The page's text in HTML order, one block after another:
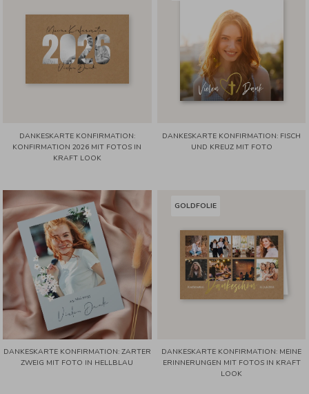
DANKESKARTE KONFIRMATION:
KONFIRMATION 2026 MIT FOTOS IN
KRAFT LOOK
DANKESKARTE KONFIRMATION: FISCH
UND KREUZ MIT FOTO
DANKESKARTE KONFIRMATION: ZARTER
ZWEIG MIT FOTO IN HELLBLAU
GOLDFOLIE
DANKESKARTE KONFIRMATION: MEINE
ERINNERUNGEN MIT FOTOS IN KRAFT
LOOK